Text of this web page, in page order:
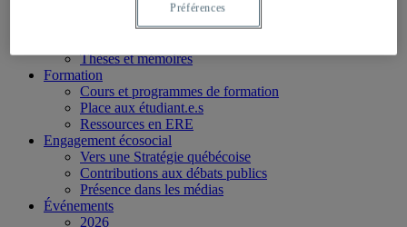
Publications des membres
Thèses et mémoires
Formation
Cours et programmes de formation
Place aux étudiant.e.s
Ressources en ERE
Engagement écosocial
Vers une Stratégie québécoise
Contributions aux débats publics
Présence dans les médias
Événements
2026
Préférences